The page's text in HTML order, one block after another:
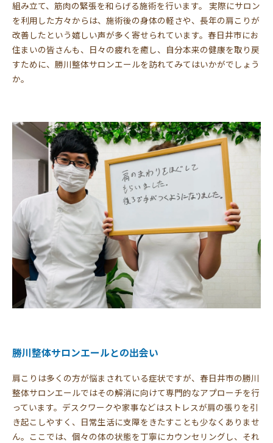
組み立て、筋肉の緊張を和らげる施術を行います。 実際にサロン
を利用した方々からは、施術後の身体の軽さや、長年の肩こりが
改善したという嬉しい声が多く寄せられています。春日井市にお
住まいの皆さんも、日々の疲れを癒し、自分本来の健康を取り戻
すために、勝川整体サロンエールを訪れてみてはいかがでしょう
か。
勝川整体サロンエールとの出会い
肩こりは多くの方が悩まされている症状ですが、春日井市の勝川
整体サロンエールではその解消に向けて専門的なアプローチを行
っています。デスクワークや家事などはストレスが肩の張りを引
き起こしやすく、日常生活に支障をきたすことも少なくありませ
ん。ここでは、個々の体の状態を丁寧にカウンセリングし、それ